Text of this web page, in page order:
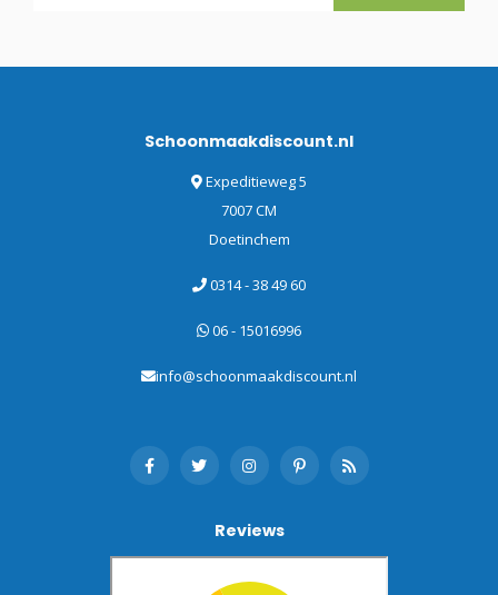
Schoonmaakdiscount.nl
Expeditieweg 5
7007 CM
Doetinchem
0314 - 38 49 60
06 - 15016996
info@schoonmaakdiscount.nl
Reviews